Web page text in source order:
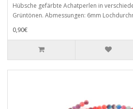
Hübsche gefärbte Achatperlen in
Grüntönen. Abmessungen: 6mm
0,90€